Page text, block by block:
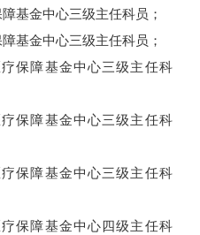
金中心三级主任科员；
金中心三级主任科员；
障基金中心三级主任科
障基金中心三级主任科
障基金中心三级主任科
障基金中心四级主任科